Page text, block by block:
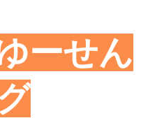
ーせん